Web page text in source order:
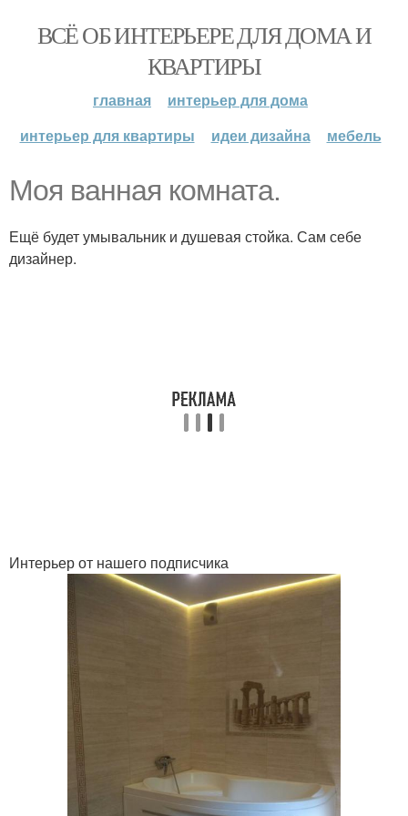
ВСЁ ОБ ИНТЕРЬЕРЕ ДЛЯ ДОМА И
КВАРТИРЫ
главная
интерьер для дома
интерьер для квартиры
идеи дизайна мебель
Моя ванная комната.
Ещё будет умывальник и душевая стойка. Сам себе
дизайнер.
Интерьер от нашего подписчика